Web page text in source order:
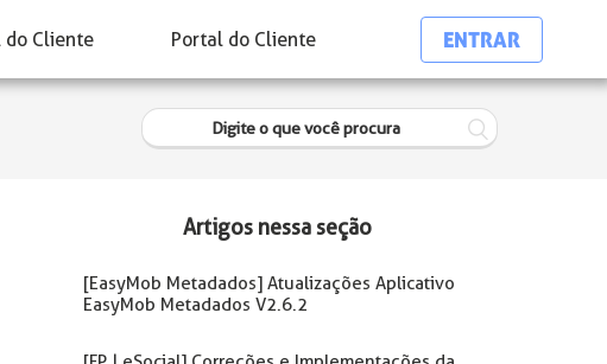
do Cliente Portal do Cliente ENTRAR
Artigos nessa seção
[EasyMob Metadados] Atualizações Aplicativo
EasyMob Metadados V2.6.2